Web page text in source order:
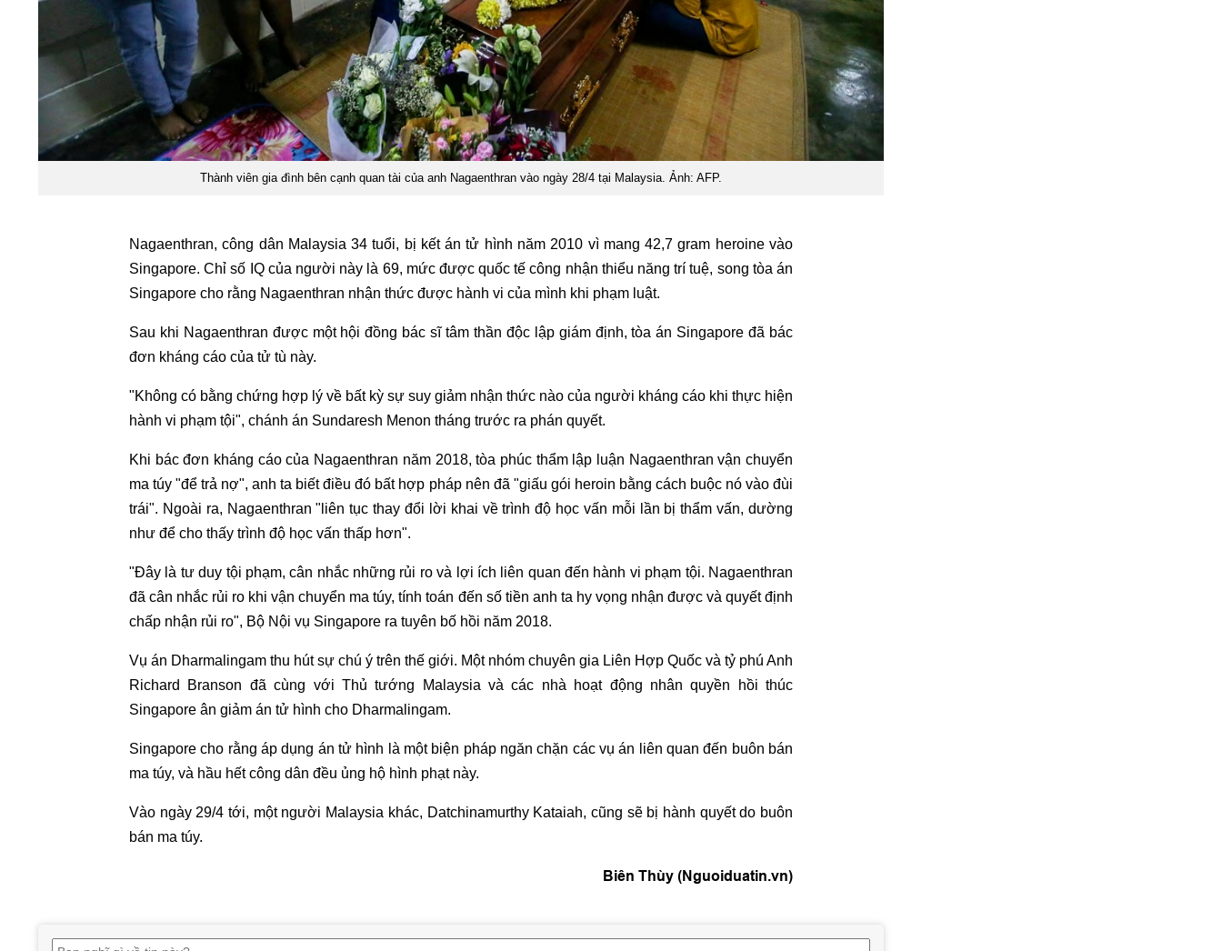
Thành viên gia đình bên cạnh quan tài của anh Nagaenthran vào ngày 28/4 tại Malaysia. Ảnh: AFP.
Nagaenthran, công dân Malaysia 34 tuổi, bị kết án tử hình năm 2010 vì mang 42,7 gram heroine vào
Singapore. Chỉ số IQ của người này là 69, mức được quốc tế công nhận thiểu năng trí tuệ, song tòa án
Singapore cho rằng Nagaenthran nhận thức được hành vi của mình khi phạm luật.
Sau khi Nagaenthran được một hội đồng bác sĩ tâm thần độc lập giám định, tòa án Singapore đã bác
đơn kháng cáo của tử tù này.
"Không có bằng chứng hợp lý về bất kỳ sự suy giảm nhận thức nào của người kháng cáo khi thực hiện
hành vi phạm tội", chánh án Sundaresh Menon tháng trước ra phán quyết.
Khi bác đơn kháng cáo của Nagaenthran năm 2018, tòa phúc thẩm lập luận Nagaenthran vận chuyển
ma túy "để trả nợ", anh ta biết điều đó bất hợp pháp nên đã "giấu gói heroin bằng cách buộc nó vào đùi
trái". Ngoài ra, Nagaenthran "liên tục thay đổi lời khai về trình độ học vấn mỗi lần bị thẩm vấn, dường
như để cho thấy trình độ học vấn thấp hơn".
"Đây là tư duy tội phạm, cân nhắc những rủi ro và lợi ích liên quan đến hành vi phạm tội. Nagaenthran
đã cân nhắc rủi ro khi vận chuyển ma túy, tính toán đến số tiền anh ta hy vọng nhận được và quyết định
chấp nhận rủi ro", Bộ Nội vụ Singapore ra tuyên bố hồi năm 2018.
Vụ án Dharmalingam thu hút sự chú ý trên thế giới. Một nhóm chuyên gia Liên Hợp Quốc và tỷ phú Anh
Richard Branson đã cùng với Thủ tướng Malaysia và các nhà hoạt động nhân quyền hồi thúc
Singapore ân giảm án tử hình cho Dharmalingam.
Singapore cho rằng áp dụng án tử hình là một biện pháp ngăn chặn các vụ án liên quan đến buôn bán
ma túy, và hầu hết công dân đều ủng hộ hình phạt này.
Vào ngày 29/4 tới, một người Malaysia khác, Datchinamurthy Kataiah, cũng sẽ bị hành quyết do buôn
bán ma túy.
Biên Thùy (Nguoiduatin.vn)